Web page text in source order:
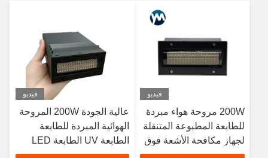
فيديو
200W مروحة هواء مبردة
للطابعة المطبوعة المتنقلة
لجهاز مكافحة الأشعة فوق
البنفسجية
فيديو
عالية الجودة 200W المروحة
الهوائية المبردة للطابعة
الطابعة UV الطابعة LED
مصباح